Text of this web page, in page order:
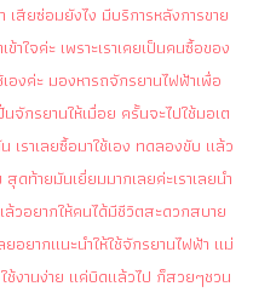
เสียซ่อมยังไง มีบริการหลังการขาย
เข้าใจค่ะ เพราะเราเคยเป็นคนซื้อของ
เองค่ะ มองหารถจักรยานไฟฟ้าเพื่อ
จักรยานให้เมื่อย ครั้นจะไปใช้มอเต
เราเลยซื้อมาใช้เอง ทดลองขับ แล้ว
ดท้ายมันเยี่ยมมากเลยค่ะเราเลยนำ
วอยากให้คนได้มีชีวิตสะดวกสบาย
ลยอยากแนะนำให้ใช้จักรยานไฟฟ้า แม่
งานง่าย แค่บิดแล้วไป ก็สวยๆชวน